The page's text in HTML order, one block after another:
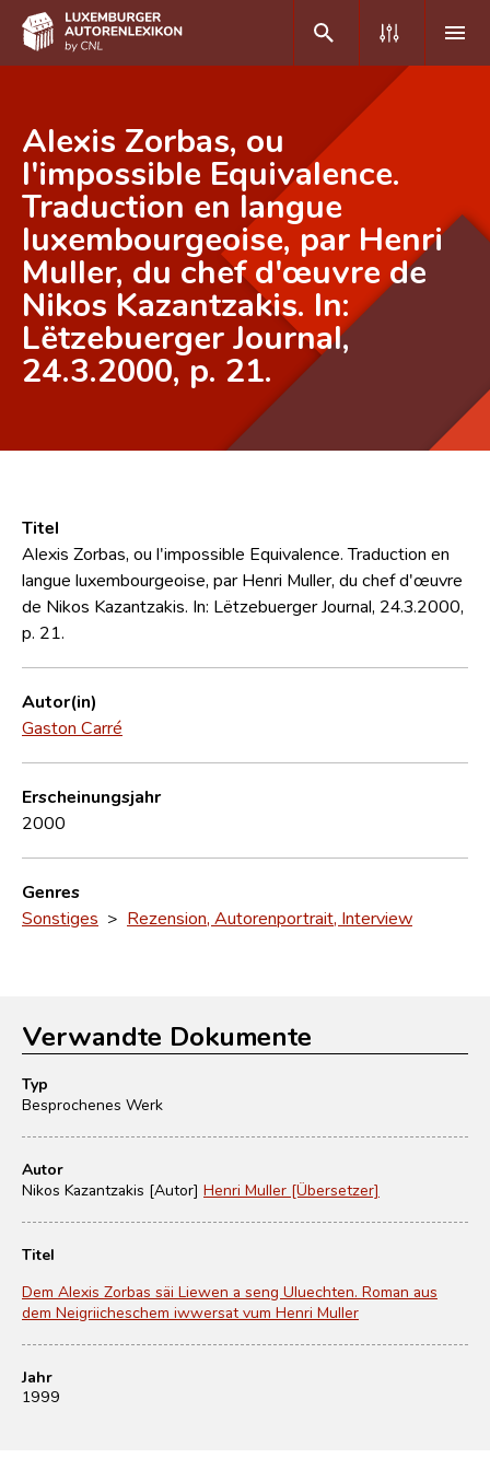
DE FR
Home
Autor(inn)en A-Z
Erweiterte Suche
Häufige Fragen und Antworten
CNL
Alexis Zorbas, ou
l'impossible Equivalence.
Traduction en langue
luxembourgeoise, par Henri
Muller, du chef d'œuvre de
Nikos Kazantzakis. In:
Lëtzebuerger Journal,
24.3.2000, p. 21.
Titel
Alexis Zorbas, ou l'impossible Equivalence. Traduction en
langue luxembourgeoise, par Henri Muller, du chef d'œuvre
de Nikos Kazantzakis. In: Lëtzebuerger Journal, 24.3.2000,
p. 21.
Autor(in)
Gaston Carré
Erscheinungsjahr
2000
Genres
Sonstiges > Rezension, Autorenportrait, Interview
Verwandte Dokumente
Typ
Besprochenes Werk
Autor
Nikos Kazantzakis [Autor] Henri Muller [Übersetzer]
Titel
Dem Alexis Zorbas säi Liewen a seng Uluechten. Roman aus
dem Neigriicheschem iwwersat vum Henri Muller
Jahr
1999